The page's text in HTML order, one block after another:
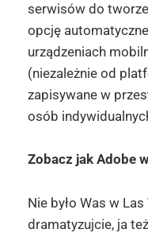
serwisów do
opcję
urządzeniach
(niezależnie od
zapisywane w
osób
Zobacz jak Adobe
Nie było Was w
dramatyzujcie, ja